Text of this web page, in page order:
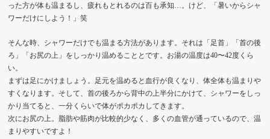
った方が体も温まるし、疲れもとれるのは百も承知…。けど、「暑いからシャ
ワーだけにしよう！」笑
そんな時、シャワーだけでも温まる方法があります。それは「足首」「首の後
ろ」「お尻の上」をしっかり温めることとです。お湯の温度は40〜42度くら
い。
まずは足にかけましょう。足元を温めると血行が良くなり、体全体も温まりや
すくなります。そして、首の後ろから背中の上半分にかけて、シャワーをしっ
かり当てると、一分くらいで体がポカポカしてきます。
次にお尻の上。脂肪や筋肉が比較的少なく、多くの血管が通っているので、温
まりやすいですよ！